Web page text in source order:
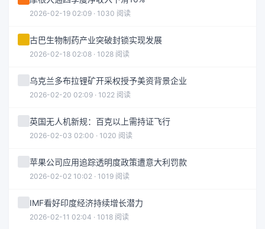
2026-02-19 02:09 · 1030 阅读
古巴生物制药产业突破封锁实现发展
2026-02-18 02:08 · 1028 阅读
乌克兰多布拉锂矿开采权授予美资背景企业
2026-02-20 02:09 · 1022 阅读
英国无人机新规：百克以上需持证飞行
2026-02-03 02:00 · 1020 阅读
苹果公司应用追踪透明度政策遭意大利罚款
2026-02-02 10:02 · 1019 阅读
IMF看好印度经济持续增长潜力
2026-02-11 02:04 · 1018 阅读